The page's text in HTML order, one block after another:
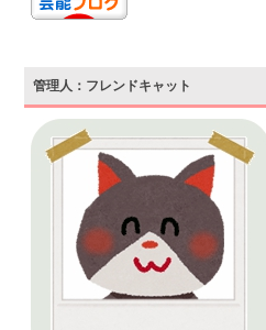
管理人：フレンドキャット